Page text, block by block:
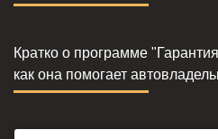
Кратко о программе
как она помогает